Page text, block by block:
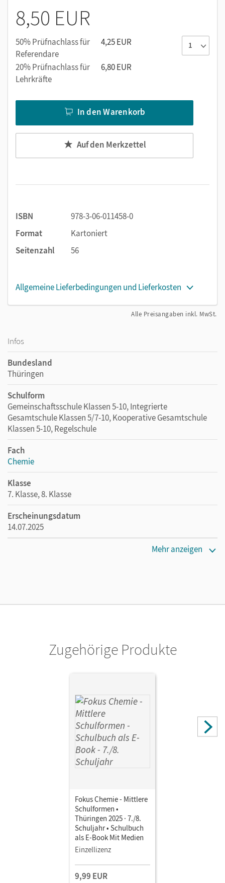
8,50 EUR
50% Prüfnachlass für
Referendare
4,25 EUR
20% Prüfnachlass für
Lehrkräfte
6,80 EUR
In den Warenkorb
Auf den Merkzettel
ISBN
978-3-06-011458-0
Format
Kartoniert
Seitenzahl
56
Allgemeine Lieferbedingungen und Lieferkosten
Alle Preisangaben inkl. MwSt.
Infos
Bundesland
Thüringen
Schulform
Gemeinschaftsschule Klassen 5-10, Integrierte
Gesamtschule Klassen 5/7-10, Kooperative Gesamtschule
Klassen 5-10, Regelschule
Fach
Chemie
Klasse
7. Klasse, 8. Klasse
Erscheinungsdatum
14.07.2025
Mehr anzeigen
Zugehörige Produkte
Fokus Chemie - Mittlere
Schulformen •
Thüringen 2025 · 7./8.
Schuljahr • Schulbuch
als E-Book Mit Medien
Einzellizenz
9,99 EUR